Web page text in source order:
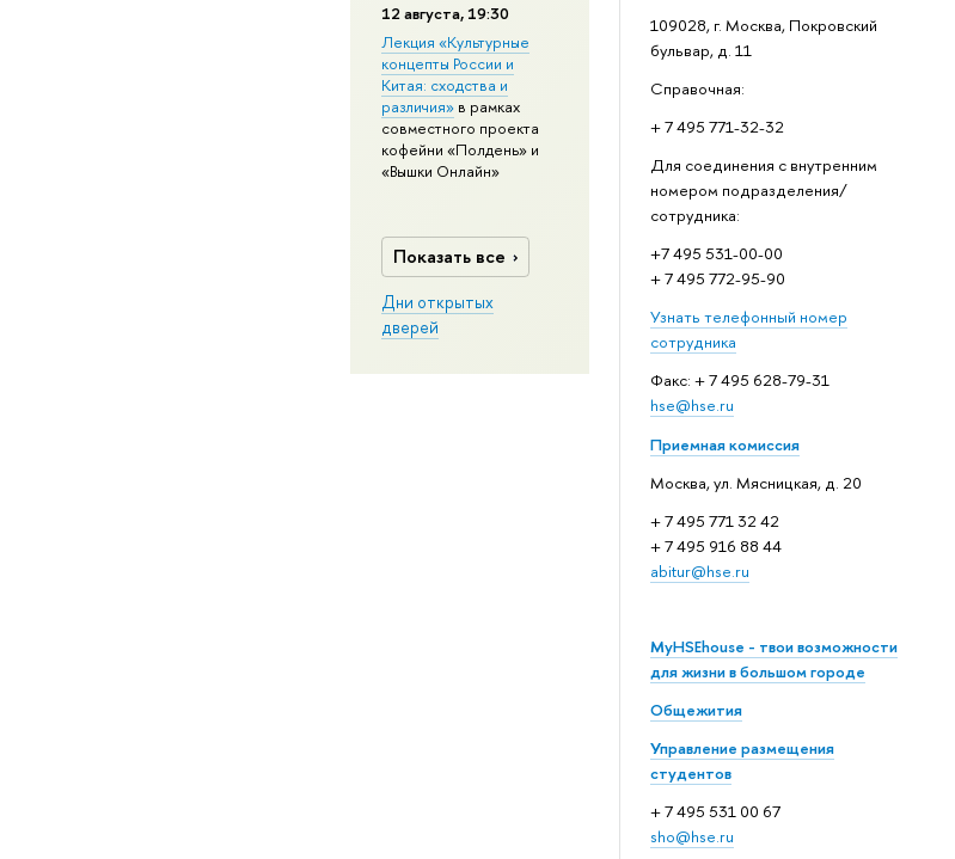
109028, г. Москва, Покровский
бульвар, д. 11
Справочная:
+ 7 495 771-32-32
Для соединения с внутренним
номером подразделения/
сотрудника:
+7 495 531-00-00
+ 7 495 772-95-90
Узнать телефонный номер
сотрудника
Факс: + 7 495 628-79-31
hse@hse.ru
Приемная комиссия
Москва, ул. Мясницкая, д. 20
+ 7 495 771 32 42
+ 7 495 916 88 44
abitur@hse.ru
MyHSEhouse - твои возможности
для жизни в большом городе
Общежития
Управление размещения
студентов
+ 7 495 531 00 67
sho@hse.ru
12 августа, 19:30
Лекция «Культурные
концепты России и
Китая: сходства и
различия»в рамках
совместного проекта
кофейни «Полдень» и
«Вышки Онлайн»
Показать все
Дни открытых
дверей